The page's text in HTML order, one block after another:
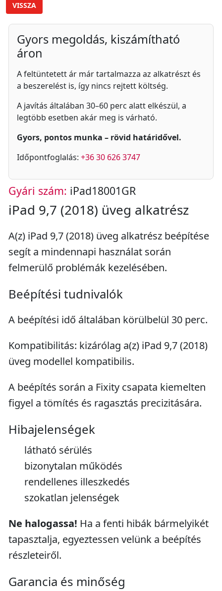
VISSZA
Gyors megoldás, kiszámítható
áron
A feltüntetett ár már tartalmazza az alkatrészt és
a beszerelést is, így nincs rejtett költség.
A javítás általában 30–60 perc alatt elkészül, a
legtöbb esetben akár meg is várható.
Gyors, pontos munka – rövid határidővel.
Időpontfoglalás: +36 30 626 3747
Gyári szám: iPad18001GR
iPad 9,7 (2018) üveg alkatrész
A(z) iPad 9,7 (2018) üveg alkatrész beépítése
segít a mindennapi használat során
felmerülő problémák kezelésében.
Beépítési tudnivalók
A beépítési idő általában körülbelül 30 perc.
Kompatibilitás: kizárólag a(z) iPad 9,7 (2018)
üveg modellel kompatibilis.
A beépítés során a Fixity csapata kiemelten
figyel a tömítés és ragasztás precizitására.
Hibajelenségek
látható sérülés
bizonytalan működés
rendellenes illeszkedés
szokatlan jelenségek
Ne halogassa! Ha a fenti hibák bármelyikét
tapasztalja, egyeztessen velünk a beépítés
részleteiről.
Garancia és minőség